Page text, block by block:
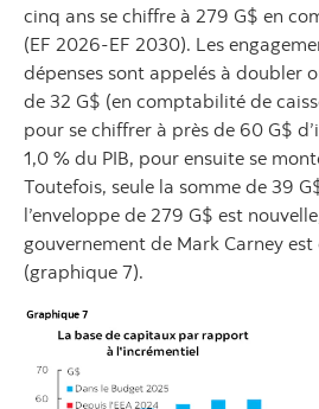
cinq ans se chiffre à 279 G$ en
(EF 2026-EF 2030). Les
dépenses sont appelés à doubler
de 32 G$ (en comptabilité de
pour se chiffrer à près de 60 G$
1,0 % du PIB, pour ensuite se
Toutefois, seule la somme de 39
l’enveloppe de 279 G$ est
gouvernement de Mark Carney
(graphique 7).